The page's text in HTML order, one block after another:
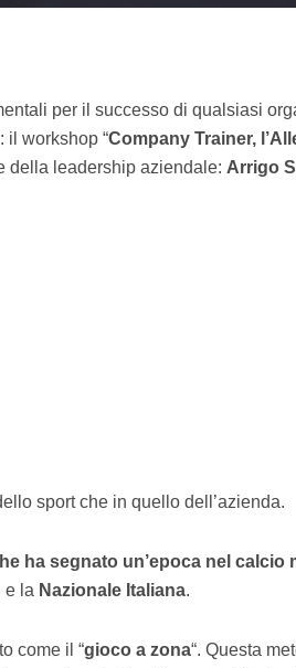
per il successo di qualsiasi
il workshop “Company Trainer,
della leadership aziendale: Arrigo
sport che in quello dell’azienda.
ha segnato un’epoca nel calcio
e la Nazionale Italiana.
come il “gioco a zona“. Questa